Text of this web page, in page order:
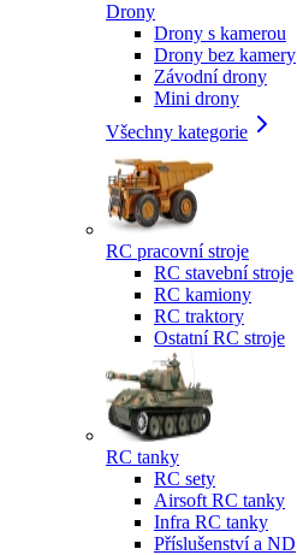
Drony
Drony s kamerou
Drony bez kamery
Závodní drony
Mini drony
Všechny kategorie
RC pracovní stroje
RC stavební stroje
RC kamiony
RC traktory
Ostatní RC stroje
RC tanky
RC sety
Airsoft RC tanky
Infra RC tanky
Příslušenství a ND